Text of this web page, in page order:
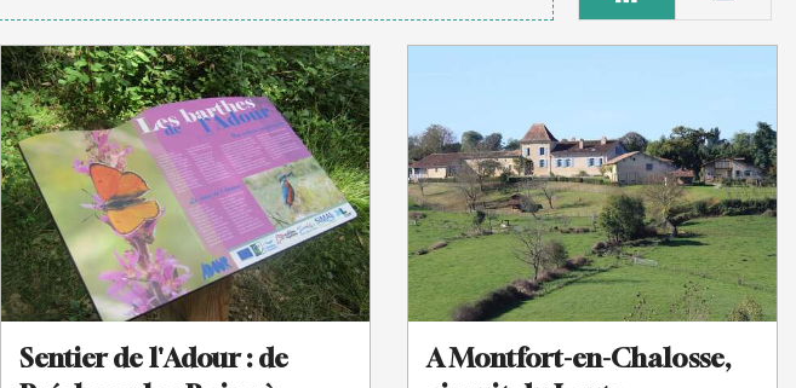
Sentier de l'Adour : de
A Montfort-en-Chalosse,